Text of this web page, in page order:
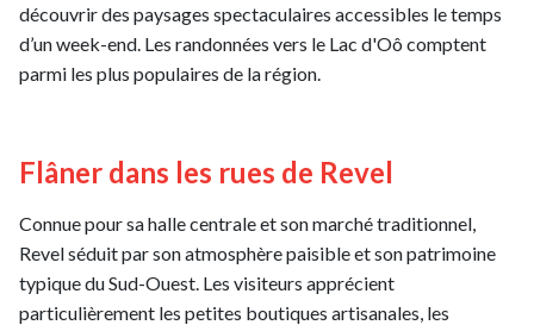
découvrir des paysages spectaculaires accessibles le temps
d’un week-end. Les randonnées vers le Lac d'Oô comptent
parmi les plus populaires de la région.
Flâner dans les rues de Revel
Connue pour sa halle centrale et son marché traditionnel,
Revel séduit par son atmosphère paisible et son patrimoine
typique du Sud-Ouest. Les visiteurs apprécient
particulièrement les petites boutiques artisanales, les